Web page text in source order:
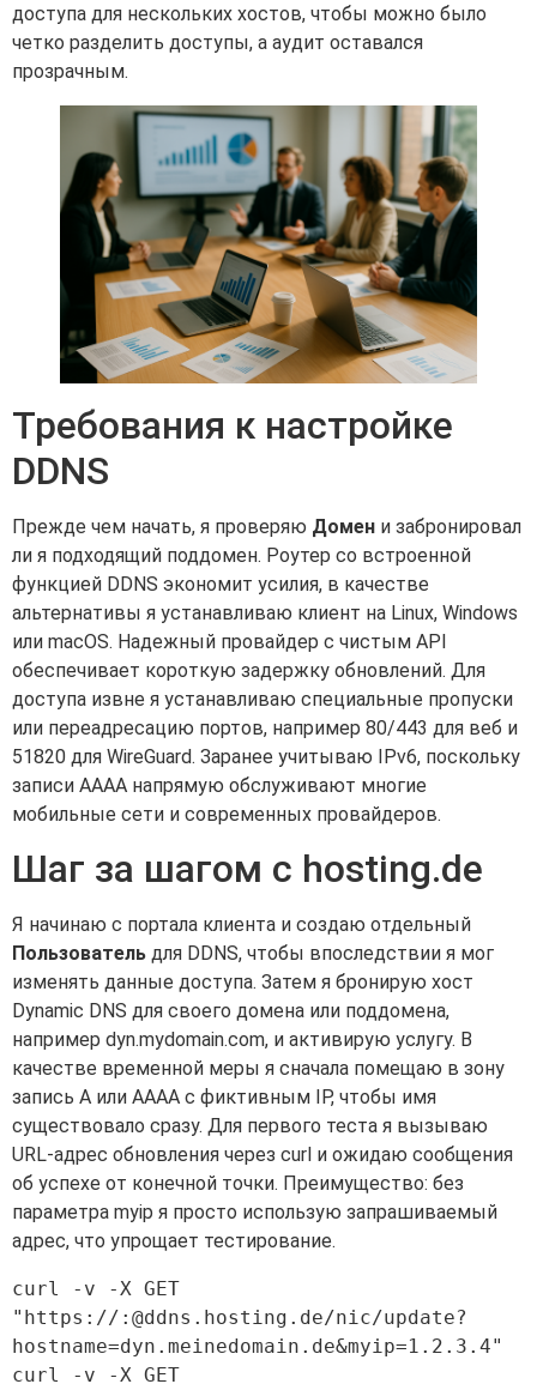
доступа для нескольких хостов, чтобы можно было
четко разделить доступы, а аудит оставался
прозрачным.
Требования к настройке
DDNS
Прежде чем начать, я проверяю Домен и забронировал
ли я подходящий поддомен. Роутер со встроенной
функцией DDNS экономит усилия, в качестве
альтернативы я устанавливаю клиент на Linux, Windows
или macOS. Надежный провайдер с чистым API
обеспечивает короткую задержку обновлений. Для
доступа извне я устанавливаю специальные пропуски
или переадресацию портов, например 80/443 для веб и
51820 для WireGuard. Заранее учитываю IPv6, поскольку
записи AAAA напрямую обслуживают многие
мобильные сети и современных провайдеров.
Шаг за шагом с hosting.de
Я начинаю с портала клиента и создаю отдельный
Пользователь для DDNS, чтобы впоследствии я мог
изменять данные доступа. Затем я бронирую хост
Dynamic DNS для своего домена или поддомена,
например dyn.mydomain.com, и активирую услугу. В
качестве временной меры я сначала помещаю в зону
запись A или AAAA с фиктивным IP, чтобы имя
существовало сразу. Для первого теста я вызываю
URL-адрес обновления через curl и ожидаю сообщения
об успехе от конечной точки. Преимущество: без
параметра myip я просто использую запрашиваемый
адрес, что упрощает тестирование.
curl -v -X GET
"https://:@ddns.hosting.de/nic/update?
hostname=dyn.meinedomain.de&myip=1.2.3.4"
curl -v -X GET